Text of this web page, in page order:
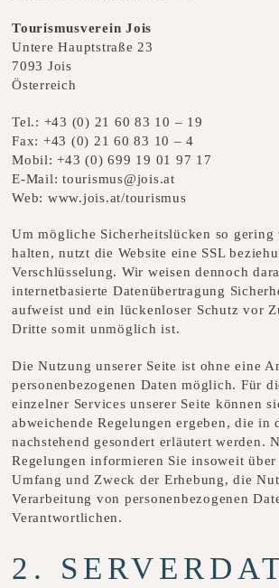
Tourismusverein Jois
Untere Hauptstraße 23
7093 Jois
Österreich
Tel.: +43 (0) 21 60 83 10 – 19
Fax: +43 (0) 21 60 83 10 – 4
Mobil:+43 (0) 699 19 01 97 17
E-Mail: tourismus@jois.at
Web: www.jois.at/tourismus
Um mögliche Sicherheitslücken so
halten, nutzt die Website eine SSL
Verschlüsselung. Wir weisen dennoch
internetbasierte Datenübertragung
aufweist und ein lückenloser Schutz vor
Dritte somit unmöglich ist.
Die Nutzung unserer Seite ist ohne eine
personenbezogenen Daten möglich. Für
einzelner Services unserer Seite können
abweichende Regelungen ergeben, die in
nachstehend gesondert erläutert werden.
Regelungen informieren Sie insoweit
Umfang und Zweck der Erhebung, die
Verarbeitung von personenbezogenen
Verantwortlichen.
2.